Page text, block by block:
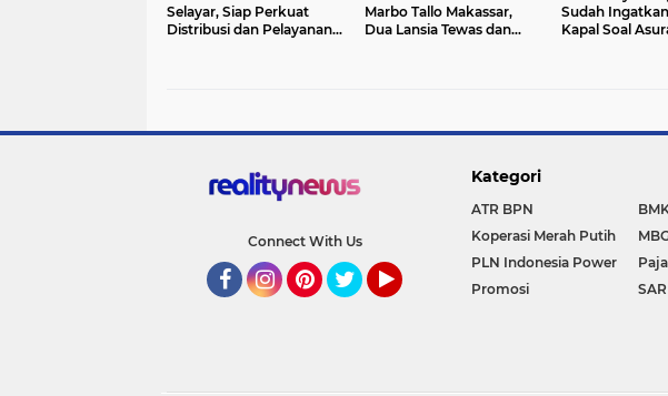
Selayar, Siap Perkuat
Distribusi dan Pelayanan
Marbo Tallo Makassar,
Dua Lansia Tewas dan
Sudah
Kapal Soal
Connect With Us
Kategori
ATR BPN
Koperasi Merah Putih
PLN Indonesia Power
Promosi
SAR